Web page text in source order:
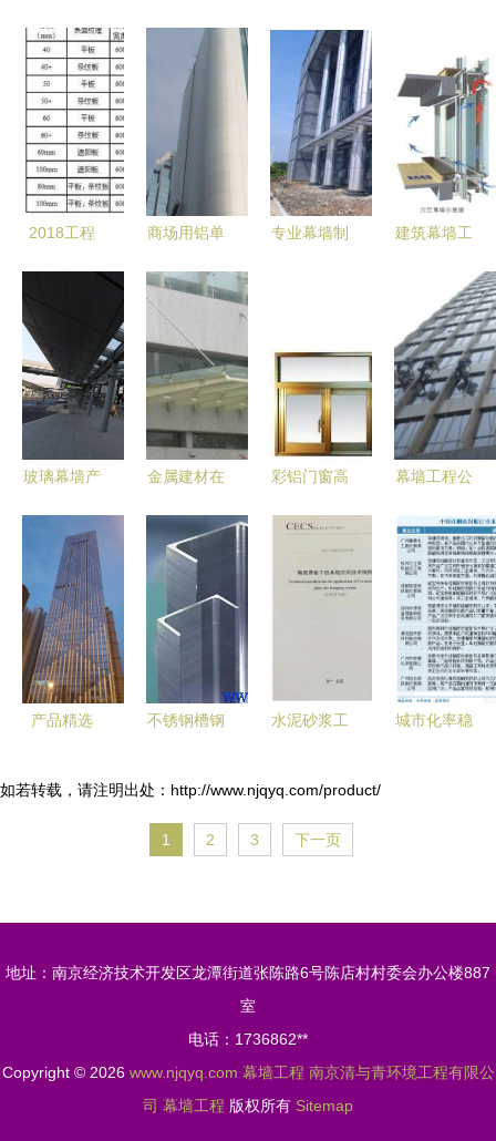
光 重庆太
阳座幕墙工
程挑战世界
级高度
的应用与技
术要点——
亚萨合莱品
牌视角
进口氟碳漆
户外铝板批
发与幕墙工
程应用
墙清洗公司
及幕墙工程
要点解析
2018工程
中空挤出成
型水泥板
（ECP板）
商场用铝单
造现代商业
空间的关键
选择
专业幕墙制
程新标杆
建筑幕墙工
与常见问题
全解析
玻璃幕墙产
璃幕墙产品
相册 - 上海
夕华幕墙装
饰工程
金属建材在
的应用与发
展趋势
彩铝门窗高
——上海祥
司详解
幕墙工程公
图片大数据
提升项目管
理效率
产品精选
的创新材料
不锈钢槽钢
(价格、厂
家)信息
水泥砂浆工
汰，瓷砖胶
与幕墙工程
迎来市场新
城市化率稳
国硅酮密封
链、发展现
如若转载，请注明出处：http://www.njqyq.com/product/
1 2 3 下一页
地址：南京经济技术开发区龙潭街道张陈路6号陈店村村委会办公楼887
室
电话：1736862**
Copyright © 2026 www.njqyq.com 幕墙工程 南京清与青环境工程有限公
司 幕墙工程 版权所有 Sitemap